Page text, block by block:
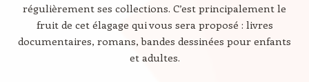
régulièrement ses collections. C’est principalement le
fruit de cet élagage qui vous sera proposé : livres
documentaires, romans, bandes dessinées pour enfants
et adultes.